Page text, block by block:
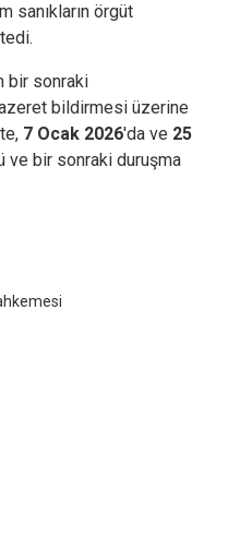
sanıkların örgüt
bir sonraki
bildirmesi üzerine
7 Ocak 2026'da ve 25
ve bir sonraki duruşma